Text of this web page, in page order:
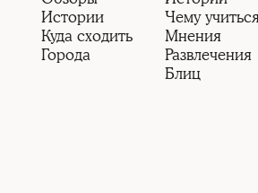
Истории
Куда сходить
Города
Чему
Мнения
Развлечения
Блиц